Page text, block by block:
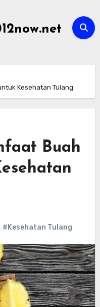
Kesehatan Tulang
Buah
#Kesehatan Tulang